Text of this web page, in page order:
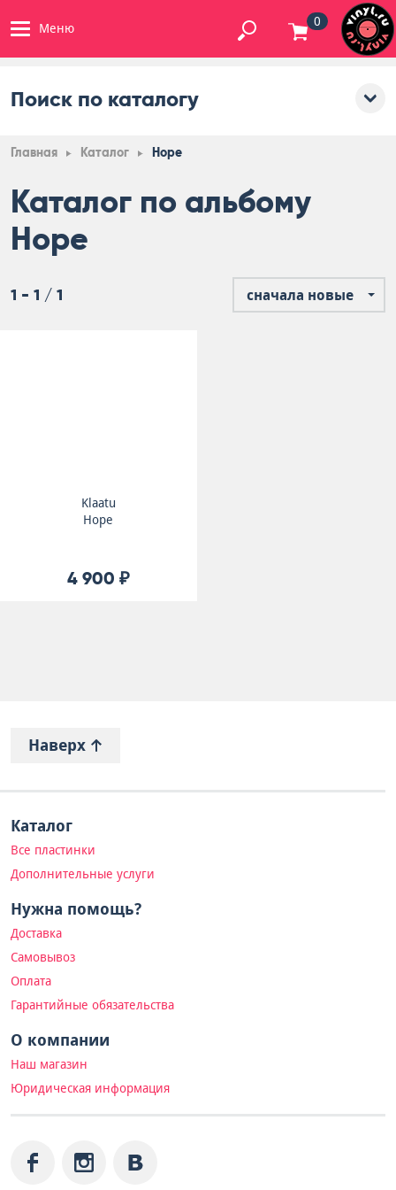
Меню 0
Поиск по каталогу
Главная Каталог Hope
Каталог по альбому
Hope
1 - 1 / 1 сначала новые
Klaatu
Hope
4 900 ₽
Наверх
Каталог
Все пластинки
Дополнительные услуги
Нужна помощь?
Доставка
Самовывоз
Оплата
Гарантийные обязательства
О компании
Наш магазин
Юридическая информация